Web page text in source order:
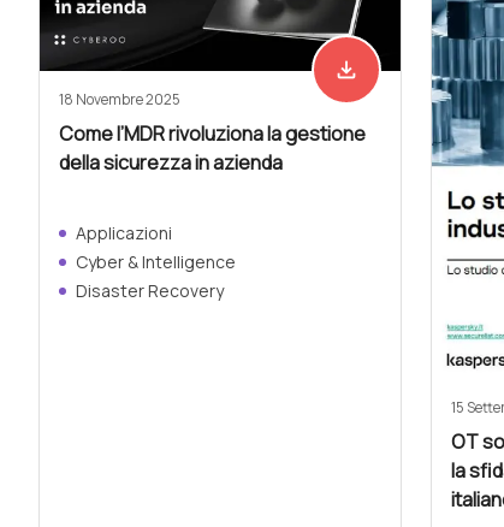
Scarica adesso
file_download
18 Novembre 2025
Come l’MDR rivoluziona la gestione
della sicurezza in azienda
Applicazioni
Cyber & Intelligence
Disaster Recovery
15
OT
la